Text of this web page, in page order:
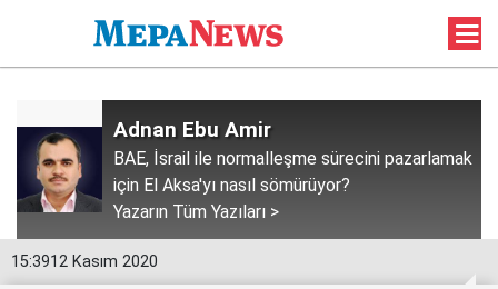
Adnan Ebu Amir
BAE, İsrail ile normalleşme sürecini pazarlamak
için El Aksa'yı nasıl sömürüyor?
Yazarın Tüm Yazıları >
15:3912 Kasım 2020